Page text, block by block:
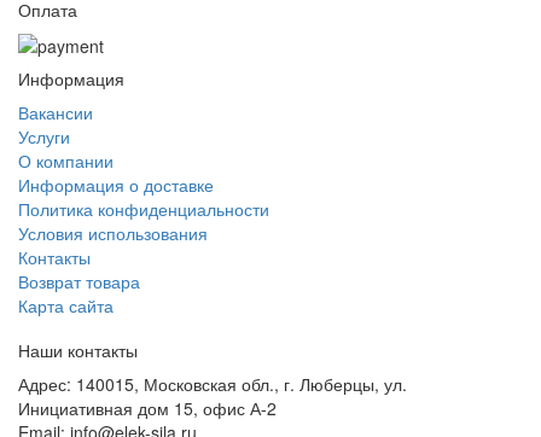
Оплата
Информация
Вакансии
Услуги
О компании
Информация о доставке
Политика конфиденциальности
Условия использования
Контакты
Возврат товара
Карта сайта
Наши контакты
Адрес: 140015, Московская обл., г. Люберцы, ул.
Инициативная дом 15, офис А-2
Email: info@elek-sila.ru